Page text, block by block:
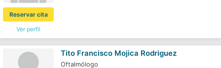
Ver perfil
Reservar cita
Tito Francisco Mojica Rodriguez
Oftalmólogo